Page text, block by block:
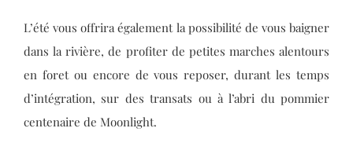
L’été vous offrira également la possibilité de vous baigner
dans la rivière, de profiter de petites marches alentours
en foret ou encore de vous reposer, durant les temps
d’intégration, sur des transats ou à l’abri du pommier
centenaire de Moonlight.